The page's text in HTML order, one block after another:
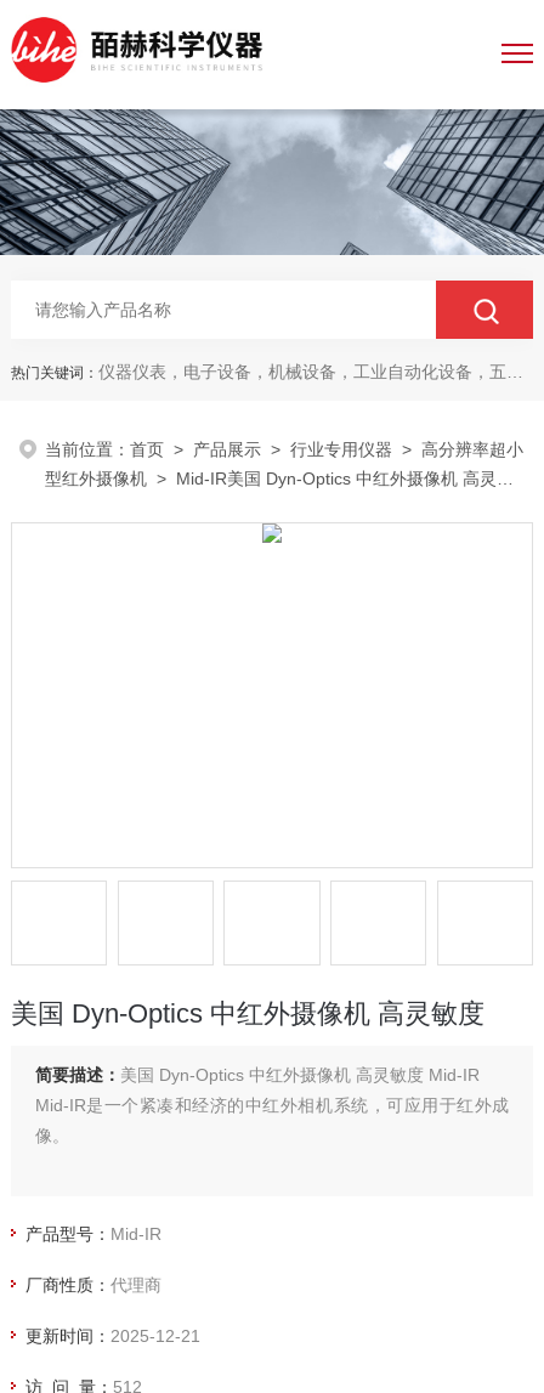
热门关键词： 仪器仪表，电子设备，机械设备，工业自动化设备，五金产品，电线电缆，金属材料，电子
当前位置：首页 > 产品展示 >行业专用仪器 >高分辨率超小
型红外摄像机 > Mid-IR美国 Dyn-Optics 中红外摄像机 高灵敏
美国 Dyn-Optics 中红外摄像机 高灵敏度
简要描述： 美国 Dyn-Optics 中红外摄像机 高灵敏度 Mid-IR
Mid-IR是一个紧凑和经济的中红外相机系统，可应用于红外成
像。
产品型号： Mid-IR
厂商性质： 代理商
更新时间： 2025-12-21
访 问 量： 512